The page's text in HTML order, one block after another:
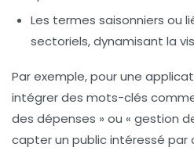
Les termes saisonniers ou
sectoriels, dynamisant la
Par exemple, pour une
intégrer des mots-clés
des dépenses » ou « gestion
capter un public intéressé par